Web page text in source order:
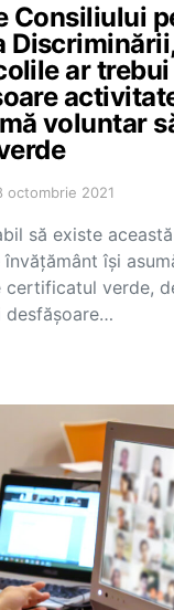
Consiliului
ar trebui
voluntar
octombrie 2021
să existe
își
verde,
desfășoare…